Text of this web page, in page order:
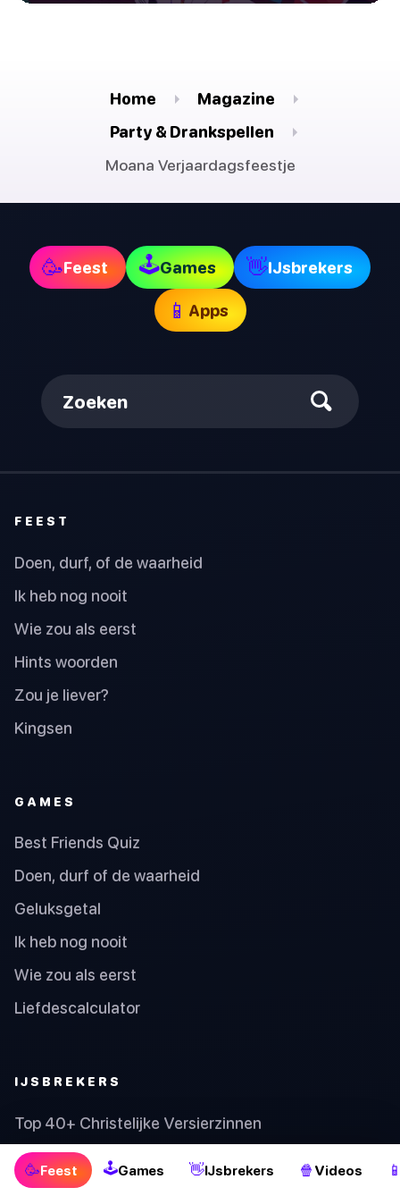
🥳Feest 🕹Games 👋IJsbrekers 🍿 Videos
Home
Magazine
Party & Drankspellen
Moana Verjaardagsfeestje
🥳Feest 🕹Games 👋IJsbrekers
📱 Apps
Zoeken
FEEST
Doen, durf, of de waarheid
Ik heb nog nooit
Wie zou als eerst
Hints woorden
Zou je liever?
Kingsen
GAMES
Best Friends Quiz
Doen, durf of de waarheid
Geluksgetal
Ik heb nog nooit
Wie zou als eerst
Liefdescalculator
IJSBREKERS
Top 40+ Christelijke Versierzinnen
De Beste Seks-Apps voor Koppels in 2025
40 zieke grappen waardoor je je vreselijk voelt